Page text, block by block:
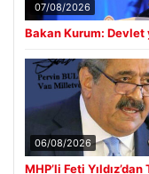
07/08/2026
Bakan Kurum:
06/08/2026
MHP’li Feti